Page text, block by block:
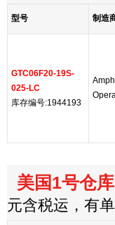
型号 制造
GTC06F20-19S-
025-LC
库存编号:1944193
美国1号仓库
元含税运，有